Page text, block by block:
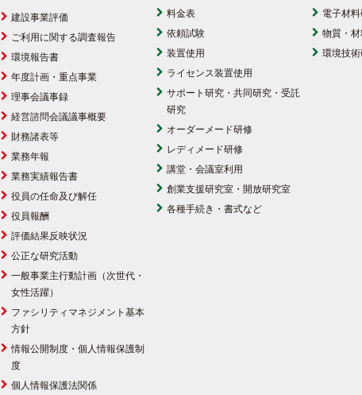
建設事業評価
ご利用に関する調査報告
環境報告書
年度計画・重点事業
理事会議事録
経営諮問会議議事概要
財務諸表等
業務年報
業務実績報告書
役員の任命及び解任
役員報酬
評価結果反映状況
公正な研究活動
一般事業主行動計画（次世代・
女性活躍）
ファシリティマネジメント基本
方針
情報公開制度・個人情報保護制
度
個人情報保護法関係
料金表
依頼試験
装置使用
ライセンス装置使用
サポート研究・共同研究・受託
研究
オーダーメード研修
レディメード研修
講堂・会議室利用
創業支援研究室・開放研究室
各種手続き・書式など
電子材
物質・
環境技